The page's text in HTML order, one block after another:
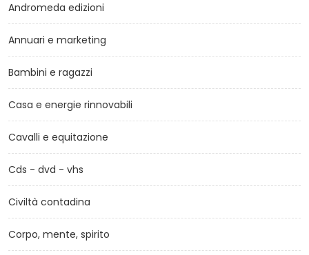
Andromeda edizioni
Annuari e marketing
Bambini e ragazzi
Casa e energie rinnovabili
Cavalli e equitazione
Cds - dvd - vhs
Civiltà contadina
Corpo, mente, spirito